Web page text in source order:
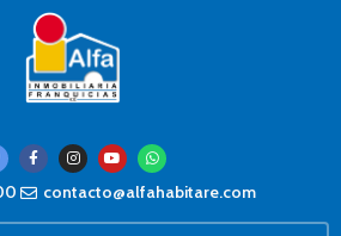
contacto@alfahabitare.com